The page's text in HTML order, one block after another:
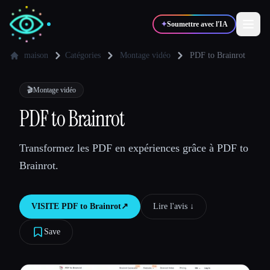
✦Soumettre avec l'IA
✍️Auteurs
💻
🎓Étudiants
Blog
Comparer les outils
maison Catégories Montage vidéo PDF to Brainrot
🎬Montage vidéo
PDF to Brainrot
Transformez les PDF en expériences grâce à PDF to
Brainrot.
VISITE PDF to Brainrot↗︎ Lire l'avis ↓︎
Save